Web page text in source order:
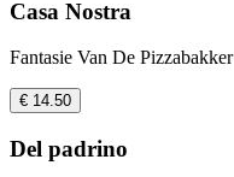
Casa Nostra
Fantasie Van De Pizzabakker
€ 14.50
Del padrino